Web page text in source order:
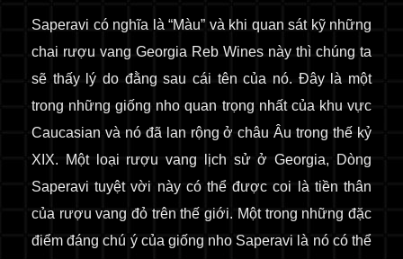
Saperavi có nghĩa là “Màu” và khi quan sát kỹ những
chai rượu vang Georgia Reb Wines này thì chúng ta
sẽ thấy lý do đằng sau cái tên của nó. Đây là một
trong những giống nho quan trọng nhất của khu vực
Caucasian và nó đã lan rộng ở châu Âu trong thế kỷ
XIX. Một loại rượu vang lịch sử ở Georgia, Dòng
Saperavi tuyệt vời này có thể được coi là tiền thân
của rượu vang đỏ trên thế giới. Một trong những đặc
điểm đáng chú ý của giống nho Saperavi là nó có thể